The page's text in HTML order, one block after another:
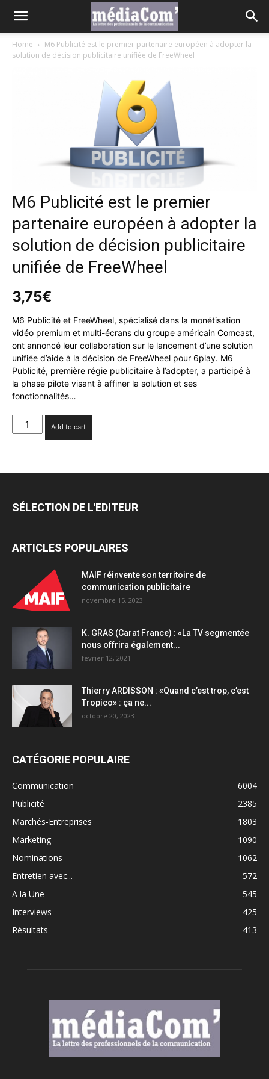
Home
M6 Publicité est le premier partenaire européen à adopter la
solution de décision publicitaire unifiée de FreeWheel
M6 Publicité est le premier
partenaire européen à adopter la
solution de décision publicitaire
unifiée de FreeWheel
3,75€
M6 Publicité et FreeWheel, spécialisé dans la monétisation
vidéo premium et multi-écrans du groupe américain Comcast,
ont annoncé leur collaboration sur le lancement d’une solution
unifiée d’aide à la décision de FreeWheel pour 6play. M6
Publicité, première régie publicitaire à l’adopter, a participé à
la phase pilote visant à affiner la solution et ses
fonctionnalités…
Publicité
premier
à
solution
publicitaire
unifiée
de
quantity
Add to cart
SÉLECTION DE L'EDITEUR
ARTICLES POPULAIRES
MAIF réinvente son territoire de
communication publicitaire
novembre 15, 2023
K. GRAS (Carat France) : «La TV segmentée
nous offrira également...
février 12, 2021
Thierry ARDISSON : «Quand c’est trop, c’est
Tropico» : ça ne...
octobre 20, 2023
CATÉGORIE POPULAIRE
Communication
6004
Publicité
2385
Marchés-Entreprises
1803
Marketing
1090
Nominations
1062
Entretien avec...
572
A la Une
545
Interviews
425
Résultats
413